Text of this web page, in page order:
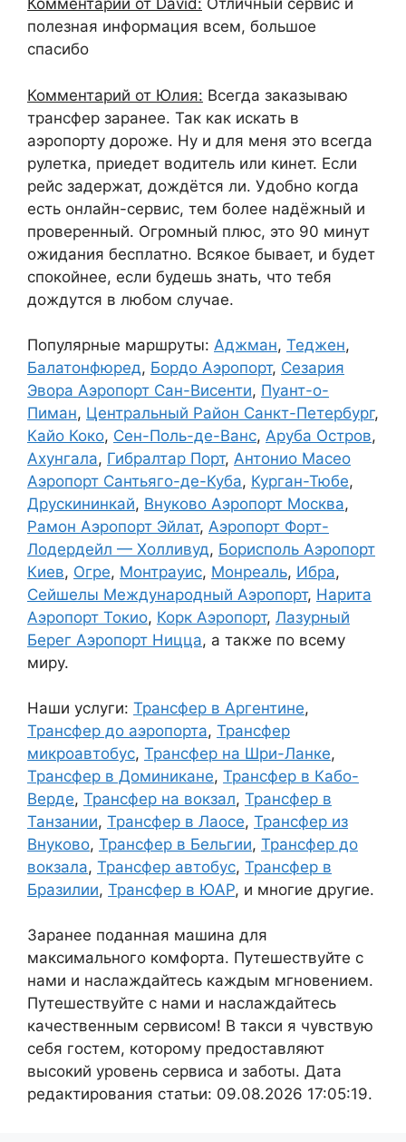
Комментарий от David: Отличный сервис и
полезная информация всем, большое
спасибо
Комментарий от Юлия: Всегда заказываю
трансфер заранее. Так как искать в
аэропорту дороже. Ну и для меня это всегда
рулетка, приедет водитель или кинет. Если
рейс задержат, дождётся ли. Удобно когда
есть онлайн-сервис, тем более надёжный и
проверенный. Огромный плюс, это 90 минут
ожидания бесплатно. Всякое бывает, и будет
спокойнее, если будешь знать, что тебя
дождутся в любом случае.
Популярные маршруты: Аджман, Теджен,
Балатонфюред, Бордо Аэропорт, Сезария
Эвора Аэропорт Сан-Висенти, Пуант-о-
Пиман, Центральный Район Санкт-Петербург,
Кайо Коко, Сен-Поль-де-Ванс, Аруба Остров,
Ахунгала, Гибралтар Порт, Антонио Масео
Аэропорт Сантьяго-де-Куба, Курган-Тюбе,
Друскининкай, Внуково Аэропорт Москва,
Рамон Аэропорт Эйлат, Аэропорт Форт-
Лодердейл — Холливуд, Борисполь Аэропорт
Киев, Огре, Монтрауис, Монреаль, Ибра,
Сейшелы Международный Аэропорт, Нарита
Аэропорт Токио, Корк Аэропорт, Лазурный
Берег Аэропорт Ницца, а также по всему
миру.
Наши услуги: Трансфер в Аргентине,
Трансфер до аэропорта, Трансфер
микроавтобус, Трансфер на Шри-Ланке,
Трансфер в Доминикане, Трансфер в Кабо-
Верде, Трансфер на вокзал, Трансфер в
Танзании, Трансфер в Лаосе, Трансфер из
Внуково, Трансфер в Бельгии, Трансфер до
вокзала, Трансфер автобус, Трансфер в
Бразилии, Трансфер в ЮАР, и многие другие.
Заранее поданная машина для
максимального комфорта. Путешествуйте с
нами и наслаждайтесь каждым мгновением.
Путешествуйте с нами и наслаждайтесь
качественным сервисом! В такси я чувствую
себя гостем, которому предоставляют
высокий уровень сервиса и заботы. Дата
редактирования статьи: 09.08.2026 17:05:19.